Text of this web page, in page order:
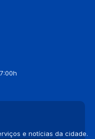
e notícias da cidade.